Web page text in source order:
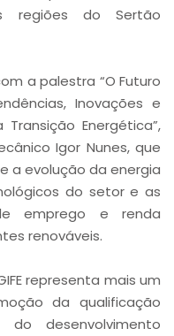
regiões do Sertão
a palestra “O Futuro
Inovações e
Energética”,
Igor Nunes, que
a evolução da energia
do setor e as
emprego e renda
renováveis.
representa mais um
da qualificação
desenvolvimento